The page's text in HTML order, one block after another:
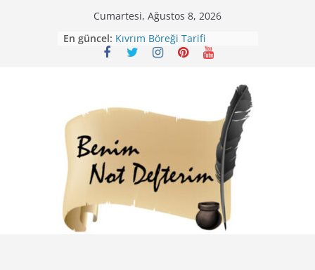
Cumartesi, Ağustos 8, 2026
En güncel: Kıvrım Böreği Tarifi
Karabuğday Pilavı Tarifi